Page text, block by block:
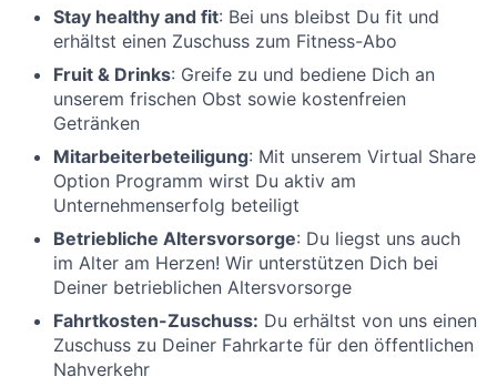
Stay healthy and fit: Bei uns bleibst Du fit und
erhältst einen Zuschuss zum Fitness-Abo
Fruit & Drinks: Greife zu und bediene Dich an
unserem frischen Obst sowie kostenfreien
Getränken
Mitarbeiterbeteiligung: Mit unserem Virtual Share
Option Programm wirst Du aktiv am
Unternehmenserfolg beteiligt
Betriebliche Altersvorsorge: Du liegst uns auch
im Alter am Herzen! Wir unterstützen Dich bei
Deiner betrieblichen Altersvorsorge
Fahrtkosten-Zuschuss: Du erhältst von uns einen
Zuschuss zu Deiner Fahrkarte für den öffentlichen
Nahverkehr